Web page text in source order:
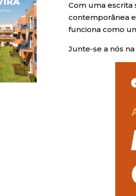
Com uma escrita
contemporânea
funciona como
Junte-se a nós